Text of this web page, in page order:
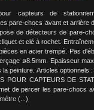
capteurs de
pare-chocs avant et arrière
de détecteurs de pare-
et clé à rochet.
en acier trempé. Pas
ø8.5mm. Epaisseur
la peinture. Articles optionnels
POUR CAPTEURS DE
de percer les pare-chocs
(...)